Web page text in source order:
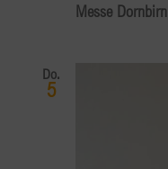
Messe Dornbirn
Do.
5